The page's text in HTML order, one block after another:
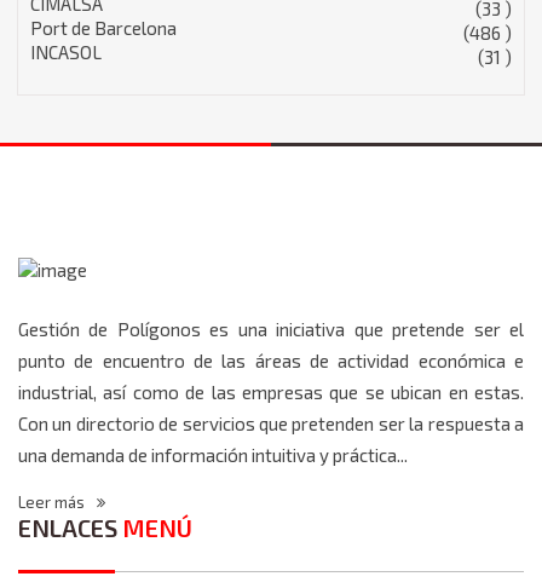
(33 )
Port de Barcelona
(486 )
INCASOL
(31 )
Gestión de Polígonos es una iniciativa que pretende ser el
punto de encuentro de las áreas de actividad económica e
industrial, así como de las empresas que se ubican en estas.
Con un directorio de servicios que pretenden ser la respuesta a
una demanda de información intuitiva y práctica...
Leer más
ENLACES MENÚ